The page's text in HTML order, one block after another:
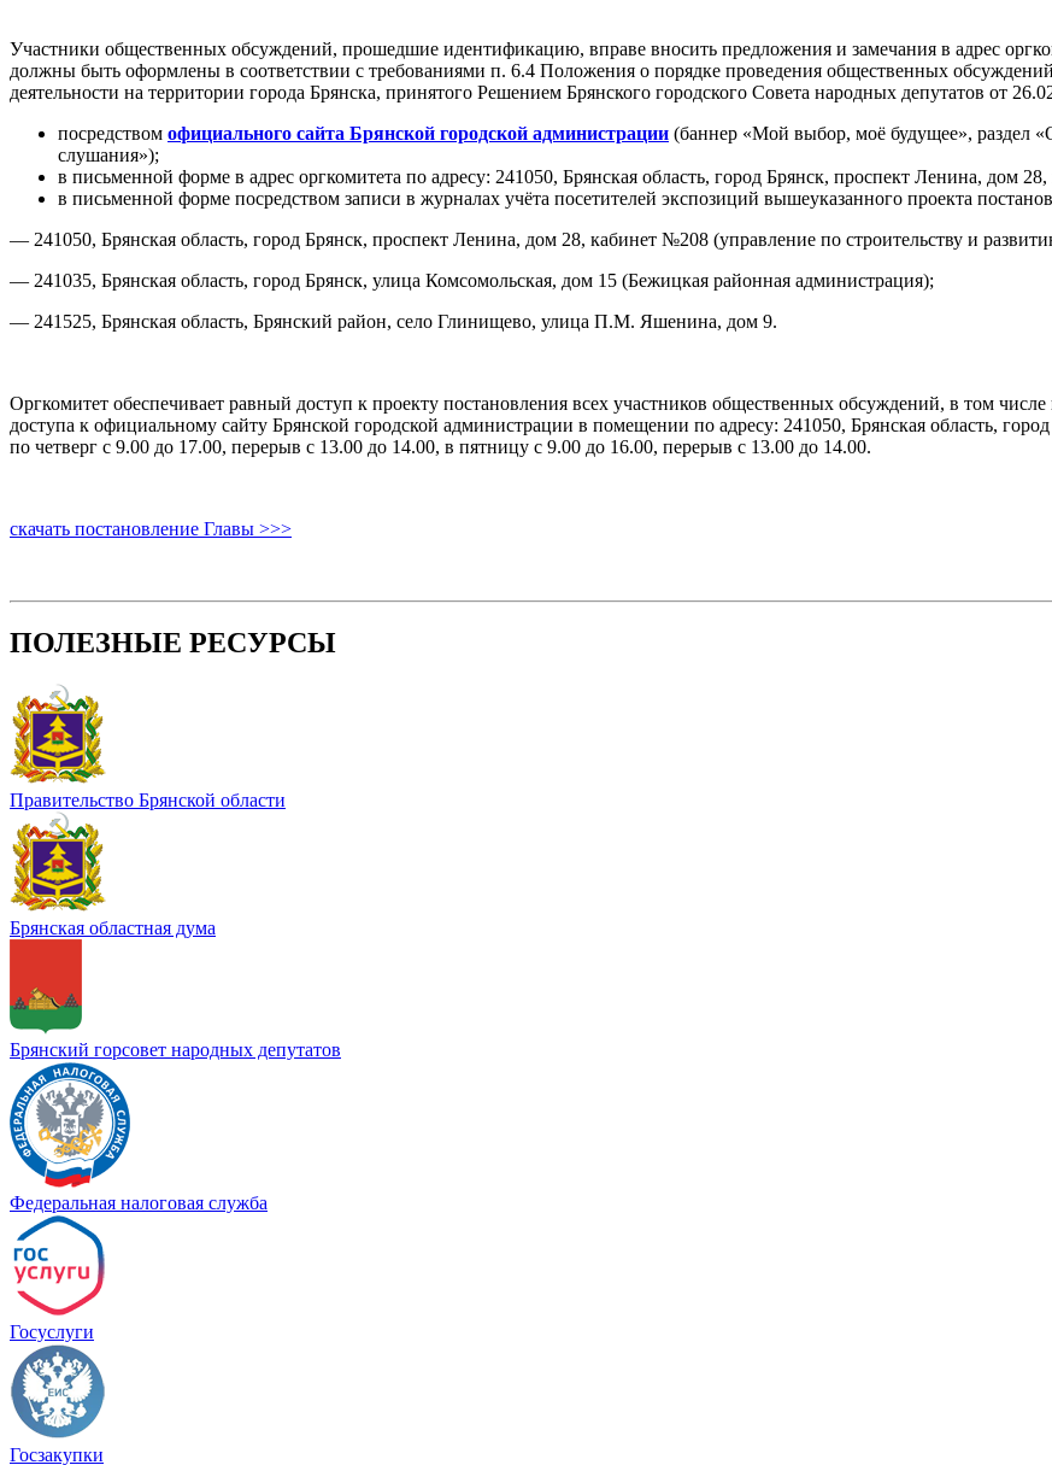
Участники общественных обсуждений, прошедшие идентификацию, вправе вносить предложения и замечания в адрес
должны быть оформлены в соответствии с требованиями п. 6.4 Положения о порядке проведения общественных
деятельности на территории города Брянска, принятого Решением Брянского городского Совета народных депутатов от
посредством официального сайта Брянской городской администрации (баннер «Мой выбор, моё будущее», раздел
слушания»);
в письменной форме в адрес оргкомитета по адресу: 241050, Брянская область, город Брянск, проспект Ленина, дом
в письменной форме посредством записи в журналах учёта посетителей экспозиций вышеуказанного проекта
— 241050, Брянская область, город Брянск, проспект Ленина, дом 28, кабинет №208 (управление по строительству и
— 241035, Брянская область, город Брянск, улица Комсомольская, дом 15 (Бежицкая районная администрация);
— 241525, Брянская область, Брянский район, село Глинищево, улица П.М. Яшенина, дом 9.
Оргкомитет обеспечивает равный доступ к проекту постановления всех участников общественных обсуждений, в том
доступа к официальному сайту Брянской городской администрации в помещении по адресу: 241050, Брянская область,
по четверг с 9.00 до 17.00, перерыв с 13.00 до 14.00, в пятницу с 9.00 до 16.00, перерыв с 13.00 до 14.00.
скачать постановление Главы >>>
ПОЛЕЗНЫЕ РЕСУРСЫ
Правительство Брянской области
Брянская областная дума
Брянский горсовет народных депутатов
Федеральная налоговая служба
Госуслуги
Госзакупки